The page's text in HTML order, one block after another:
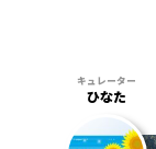
ひなた